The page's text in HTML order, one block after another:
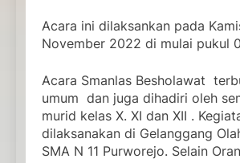
Acara ini dilaksankan pada
November 2022 di mulai pukul
Acara Smanlas Besholawat
umum dan juga dihadiri oleh
murid kelas X. XI dan XII .
dilaksanakan di Gelanggang
SMA N 11 Purworejo. Selain